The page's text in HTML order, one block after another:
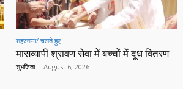
शहरनामा/ चलते हुए
मासव्यापी श्रावण सेवा में बच्चों में दूध वितरण
शुभजिता - August 6, 2026